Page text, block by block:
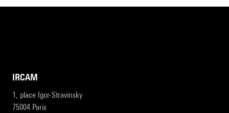
IRCAM
1, place Igor-Stravinsky
75004 Paris